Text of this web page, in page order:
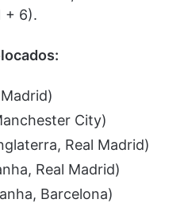
+ 6).
City)
Real Madrid)
Real Madrid)
Barcelona)